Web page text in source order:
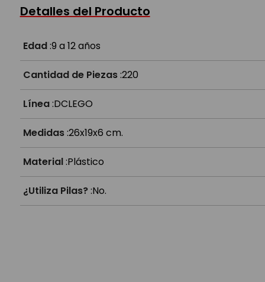
¿Es compatible con otros Lego?
Detalles del Producto
Edad:9 a 12 años
Cantidad de Piezas:220
Línea:DCLEGO
Medidas:26x19x6 cm.
Material:Plástico
¿Utiliza Pilas?:No.